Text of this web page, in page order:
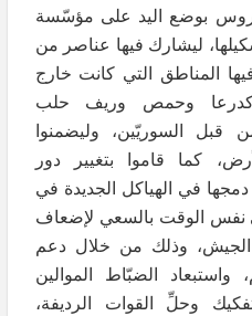
بوضع اليد على مؤسّسة
ليشارك فيها عناصر من
المناطق التي كانت خارج
كدرعا وحمص وريف حلب
قبل السوريّين، وليضمنوا
كما قاموا بتغيير دور
في الهياكل الجديدة في
الوقت بالسعي لإضعاف
الجيش، وذلك من خلال دعم
واستبعاد الضبّاط الموالين
وحلِّ القوات الرديفة،